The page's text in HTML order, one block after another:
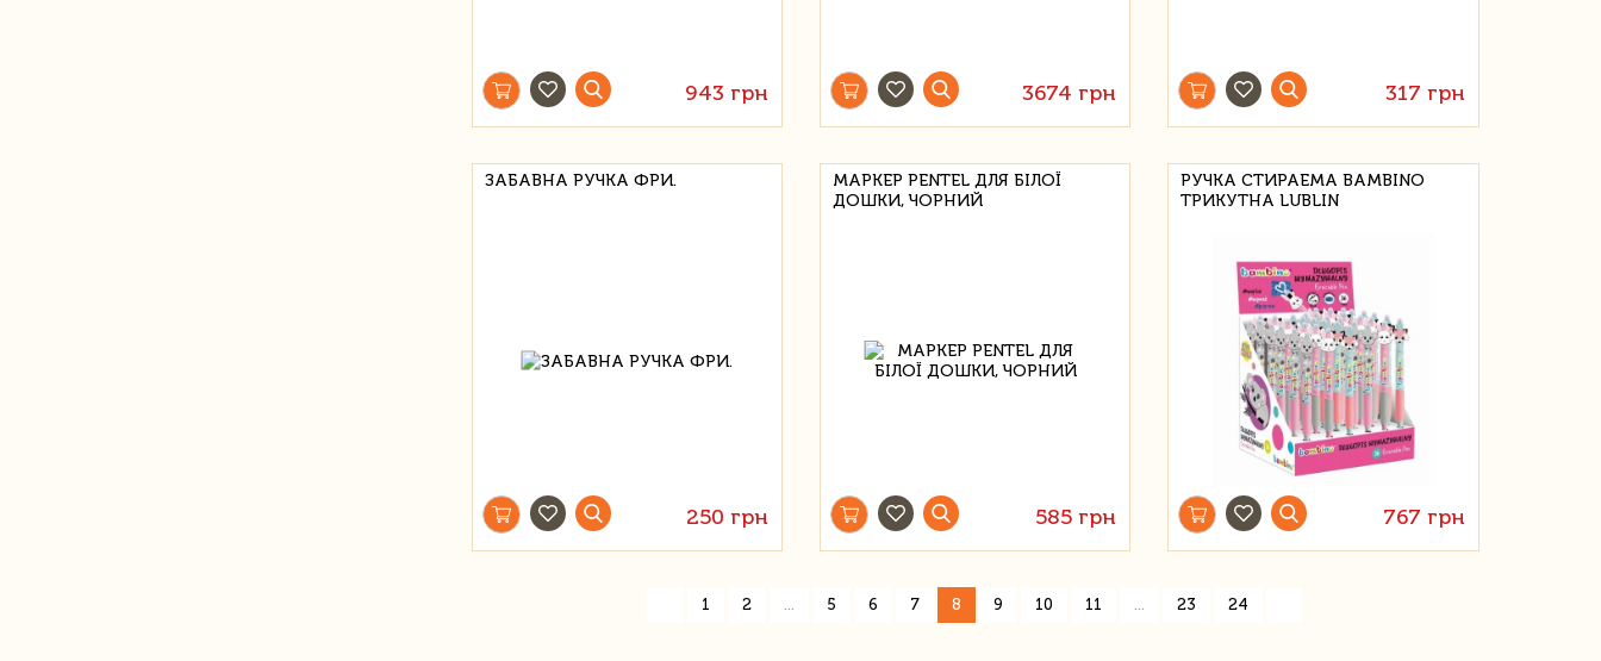
943 грн 3674 грн 317 грн
ЗАБАВНА РУЧКА ФРИ.
250 грн
МАРКЕР PENTEL ДЛЯ БІЛОЇ
ДОШКИ, ЧОРНИЙ
585 грн
РУЧКА СТИРАЕМА BAMBINO
ТРИКУТНА LUBLIN
767 грн
1 2 ... 5 6 7 8 9 10 11 ... 23 24